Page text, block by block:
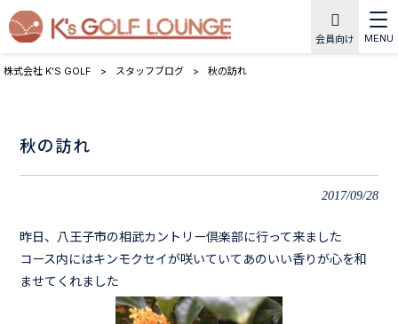
会員向け MENU
株式会社 K'S GOLF > スタッフブログ > 秋の訪れ
秋の訪れ
2017/09/28
昨日、八王子市の相武カントリー倶楽部に行って来ました
コース内にはキンモクセイが咲いていてあのいい香りが心を和
ませてくれました